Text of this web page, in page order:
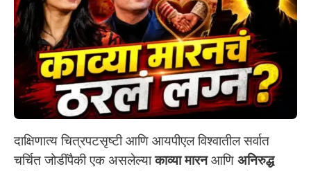
दाक्षिणात्य चित्रपटसृष्टी आणि आयपीएल विश्वातील सर्वात
चर्चित जोडींपैकी एक असलेल्याकाव्या मारनआणि अनिरुद्ध